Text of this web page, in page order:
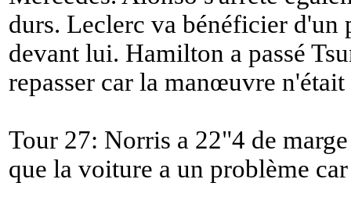
durs. Leclerc va bénéficier d'un
devant lui. Hamilton a passé
repasser car la manœuvre n'était
Tour 27: Norris a 22"4 de
que la voiture a un problème